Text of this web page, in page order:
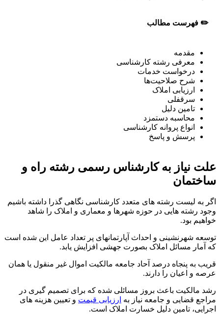
✏️ فهرست مطالب
مقدمه
معرفی رشته کارشناسی
درخواست خدمات
شرح صلاحیت‌ها
ارزیابی املاک
سرقفلی
تامین دلیل
محاسبه دستمزد
انواع پروانه کارشناسی
پرسش و پاسخ
علت نیاز به کارشناس رسمی رشته راه و
ساختمان
اگر به لیست رشته های متعدد کارشناسی نگاهی گذرا داشته باشیم
وجود رشته هایی در حوزه شهرها و معماری و املاک را شاهد
خواهیم بود.
توسعه شهرنشینی و احداث آپارتمانهای پر تعداد عامل این شده است
که آمار مسائل املاک بصورت جهشی افزایش یابد.
قریب به پنجاه درصد آحاد جامعه مالکیت اموال غیر منقول یا همان
عرصه و اعیان را دارند.
رشد مالکیت باعث بروز مسائلی شده که برای تصمیم گیری در
مراجع قضایی و جامعه نیاز به ارزیابی قیمت و تعیین هزینه های
اجرایی، تامین دلیل خسارت املاک است.